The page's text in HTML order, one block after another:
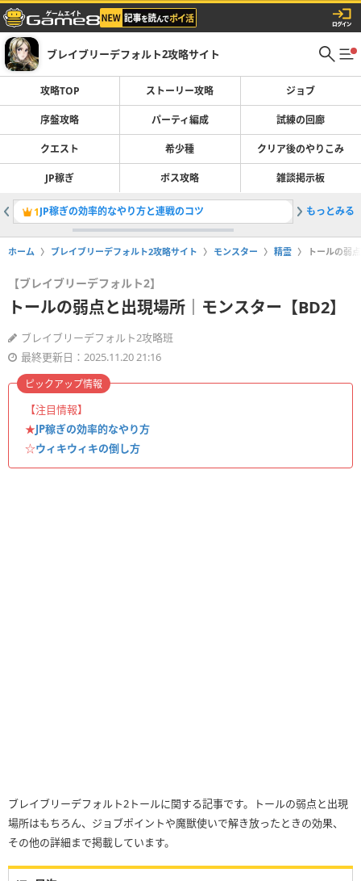
ブレイブリーデフォルト2攻略サイト
攻略TOP ストーリー攻略 ジョブ
序盤攻略 パーティ編成 試練の回廊
クエスト 希少種 クリア後のやりこみ
JP稼ぎ ボス攻略 雑談掲示板
1JP稼ぎの効率的なやり方と連戦のコツ 2記憶の
もっとみる
ホーム ブレイブリーデフォルト2攻略サイト モンスター 精霊 トールの弱
【ブレイブリーデフォルト2】
トールの弱点と出現場所｜モンスター【BD2】
ブレイブリーデフォルト2攻略班
最終更新日：2025.11.20 21:16
【注目情報】
★JP稼ぎの効率的なやり方
☆ウィキウィキの倒し方
ピックアップ情報
ブレイブリーデフォルト2トールに関する記事です。トールの弱点と出現
場所はもちろん、ジョブポイントや魔獣使いで解き放ったときの効果、
その他の詳細まで掲載しています。